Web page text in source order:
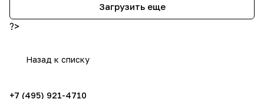
Загрузить еще
?>
Назад к списку
+7 (495) 921-4710